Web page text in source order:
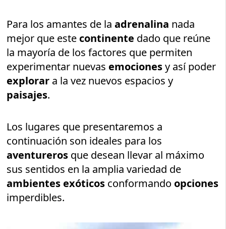
Para los amantes de laadrenalina nada
mejor que este continente dado que reúne
la mayoría de los factores que permiten
experimentar nuevas emocionesy así poder
explorar a la vez nuevos espacios y
paisajes.
Los lugares que presentaremos a
continuación son ideales para los
aventureros que desean llevar al máximo
sus sentidos en la amplia variedad de
ambientes exóticos conformando opciones
imperdibles.